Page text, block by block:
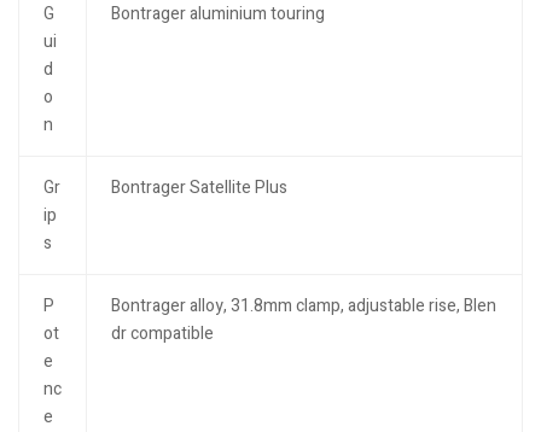
G
ui
d
o
n
Bontrager aluminium touring
Gr
ip
s
Bontrager Satellite Plus
P
ot
e
nc
e
Bontrager alloy, 31.8mm clamp, adjustable rise, Blen
dr compatible